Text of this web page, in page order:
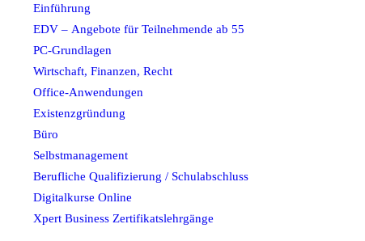
Einführung
EDV – Angebote für Teilnehmende ab 55
PC-Grundlagen
Wirtschaft, Finanzen, Recht
Office-Anwendungen
Existenzgründung
Büro
Selbstmanagement
Berufliche Qualifizierung / Schulabschluss
Digitalkurse Online
Xpert Business Zertifikatslehrgänge